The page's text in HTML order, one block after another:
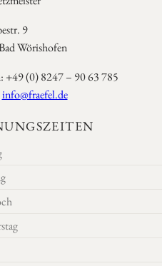
9
Wörishofen
+49 (0) 8247 – 90 63 785
info@fraefel.de